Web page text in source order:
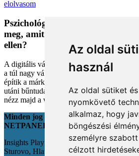
Az oldal
használ
Az oldal sütiket
nyomkövető
alkalmaz, hogy
böngészési
személyre
célzott
elolvasom
Pszichológiai trükkök a
meg, amit megveszünk, és mit
ellen?
A digitális vásárlás kényelmes, de tele van
a túl nagy választéktól a hosszas
építik a márkák a bizalmadat online, és
utáni bűntudatot tudatos döntésekkel.
nézz majd a webshopokra!
Minden jog fenntartva
NETPANEL
Insights Playground s.r.o.;
Sturovo, Hlavná 22., 943 01